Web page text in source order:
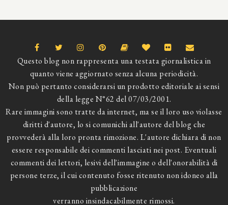
Questo blog non rappresenta una testata giornalistica in
quanto viene aggiornato senza alcuna periodicità.
Non può pertanto considerarsi un prodotto editoriale ai sensi
della legge N°62 del 07/03/2001.
Rare immagini sono tratte da internet, ma se il loro uso violasse
diritti d'autore, lo si comunichi all'autore del blog che
provvederà alla loro pronta rimozione. L'autore dichiara di non
essere responsabile dei commenti lasciati nei post. Eventuali
commenti dei lettori, lesivi dell'immagine o dell'onorabilità di
persone terze, il cui contenuto fosse ritenuto non idoneo alla
pubblicazione
verranno insindacabilmente rimossi.